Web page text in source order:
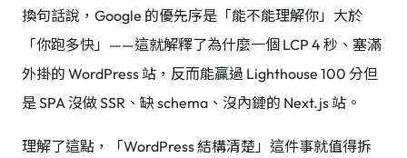
換句話說，Google 的優先序是「能不能理解你」大於
「你跑多快」——這就解釋了為什麼一個 LCP 4 秒、塞滿
外掛的 WordPress 站，反而能贏過 Lighthouse 100 分但
是 SPA 沒做 SSR、缺 schema、沒內鏈的 Next.js 站。
理解了這點，「WordPress 結構清楚」這件事就值得拆